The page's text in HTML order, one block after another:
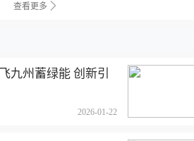
查看更多
九州蓄绿能 创新引
2026-01-22